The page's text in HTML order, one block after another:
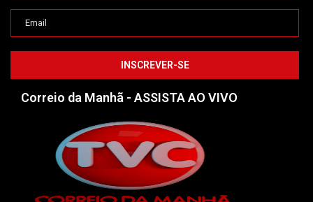
Correio da Manhã - ASSISTA AO VIVO